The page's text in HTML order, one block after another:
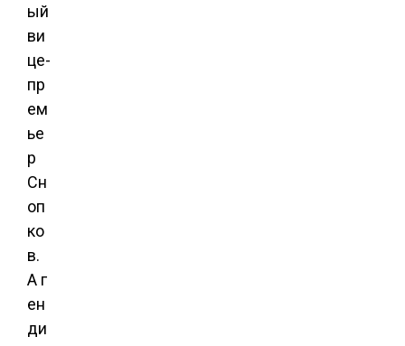
ый
ви
це-
пр
ем
ье
р
Сн
оп
ко
в.
А г
ен
ди